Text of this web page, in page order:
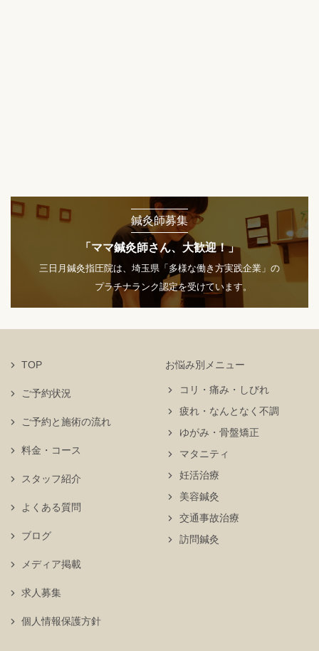
鍼灸師募集
「ママ鍼灸師さん、大歓迎！」
三日月鍼灸指圧院は、埼玉県「多様な働き方実践企業」の
プラチナランク認定を受けています。
TOP
ご予約状況
お悩み別メニュー
コリ・痛み・しびれ
疲れ・なんとなく不調
ゆがみ・骨盤矯正
マタニティ
妊活治療
美容鍼灸
交通事故治療
訪問鍼灸
ご予約と施術の流れ
料金・コース
スタッフ紹介
よくある質問
ブログ
メディア掲載
求人募集
個人情報保護方針